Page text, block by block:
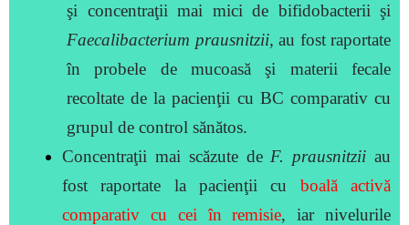
şi concentraţii mai mici de bifidobacterii şi
Faecalibacterium prausnitzii, au fost raportate
înprobele de mucoasă şi materii fecale
recoltate de la pacienţii cu BC comparativ cu
grupul de control sănătos.
Concentraţii mai scăzute de F. prausnitzii au
fost raportate la pacienţii cu boală activă
comparativ cu cei în remisie, iar nivelurile